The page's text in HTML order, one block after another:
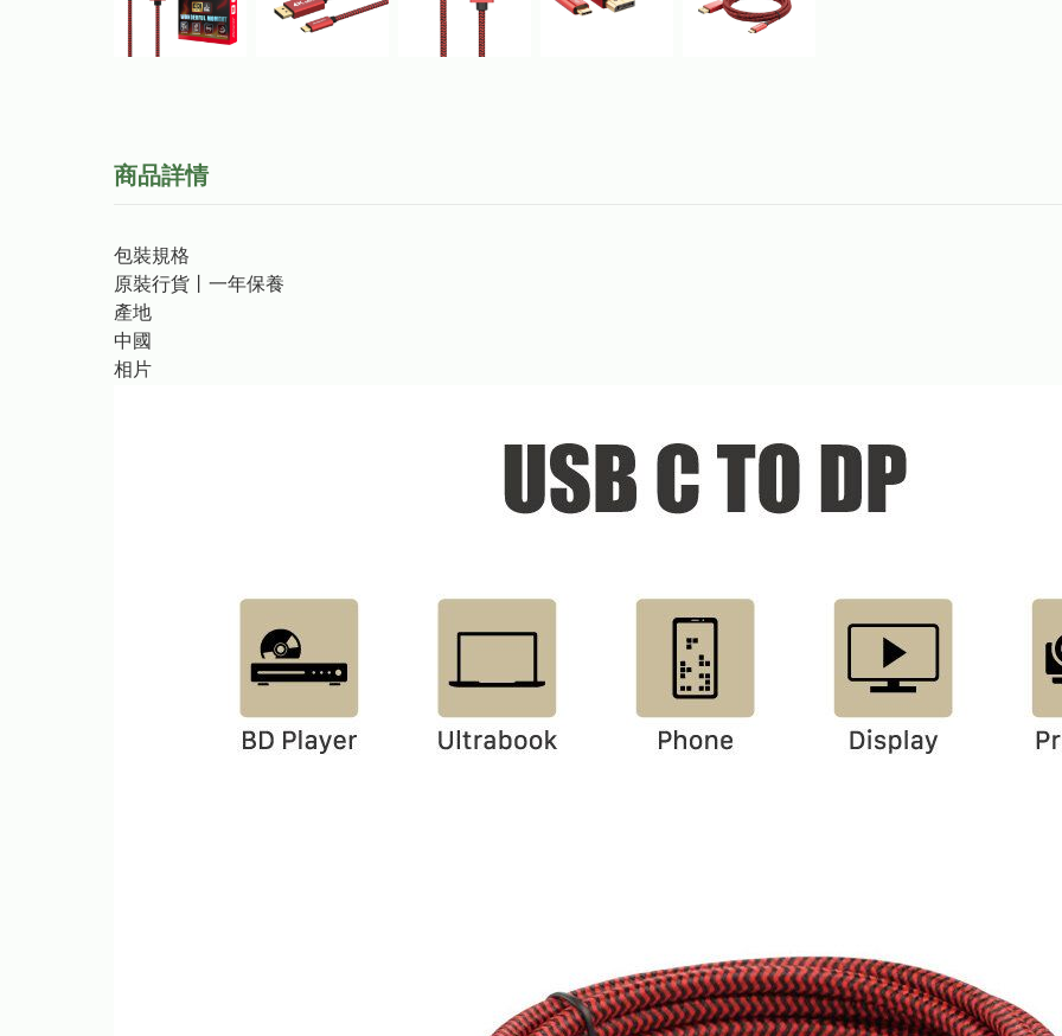
商品詳情
包裝規格
原裝行貨丨一年保養
產地
中國
相片